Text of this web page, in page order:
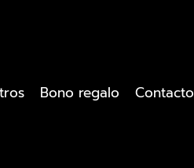
Bono regalo Contacto